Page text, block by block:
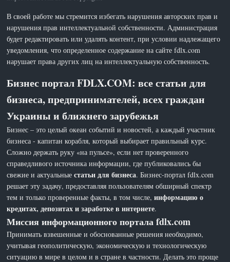
В своей работе мы стремится избегать нарушения авторских прав и
нарушения прав интеллектуальной собственности. Администрация
будет редактировать или удалять контент, при условии надлежащего
уведомления, что определенное содержание на сайте fdlx.com
нарушает права других лиц на интеллектуальную собственность.
Бизнес портал FDLX.COM: все статьи для
бизнеса, предпринимателей, всех граждан
Украины и ближнего зарубежья
Бизнес – это целый океан событий и новостей, а каждый участник
бизнеса - капитан корабля, который выбирает правильный курс.
Сложно держать руку «на пульсе», если нет проверенного
справедливого источника информации, где публиковались бы
свежие и актуальныестатьи для бизнеса. Бизнес-портал fdlx.com
решает эту задачу, предоставляя пользователям обширный спектр
тем и только проверенные факты, в том числе,информацию о
кредитах, депозитах и заработке в интернете.
Миссия информационного портала fdlx.com
Принимать взвешенные и обоснованные решения необходимо,
учитывая геополитическую, экономическую и технологическую
ситуацию в мире в целом и в стране в частности. Делать это проще